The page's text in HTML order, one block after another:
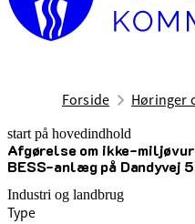
Forside Høringer
start på hovedindhold
Afgørelse om ikke-
BESS-anlæg på Dandyvej
senest opdateret 11. december
Industri og landbrug
Type